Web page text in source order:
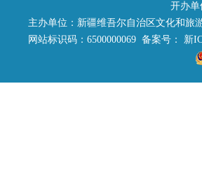
开办单
主办单位：新疆维吾尔自治区文化和
网站标识码：6500000069 备案号： 新